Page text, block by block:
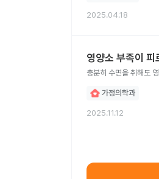
2025.04.18
영양소 부족이
가정의학과
2025.11.12